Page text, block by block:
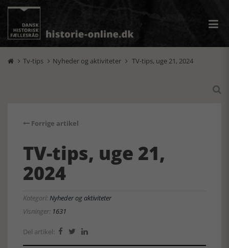
 Tv-tips  Nyheder og aktiviteter  TV-tips, uge 21, 2024

Forrige artikel
TV-tips, uge 21,
2024
Kategori:Nyheder og aktiviteter
Visninger: 1631
Del artikel:   